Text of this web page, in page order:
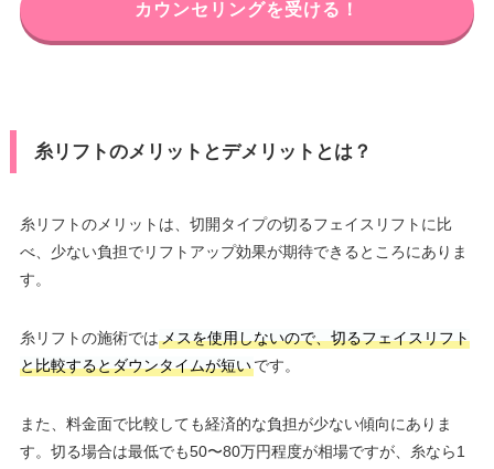
カウンセリングを受ける！
糸リフトのメリットとデメリットとは？
糸リフトのメリットは、切開タイプの切るフェイスリフトに比
べ、少ない負担でリフトアップ効果が期待できるところにありま
す。
糸リフトの施術ではメスを使用しないので、切るフェイスリフト
と比較するとダウンタイムが短いです。
また、料金面で比較しても経済的な負担が少ない傾向にありま
す。切る場合は最低でも50〜80万円程度が相場ですが、糸なら1